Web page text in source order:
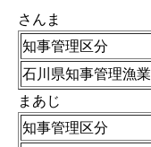
さんま
知事管理区分
石川県知事管理漁業
まあじ
知事管理区分